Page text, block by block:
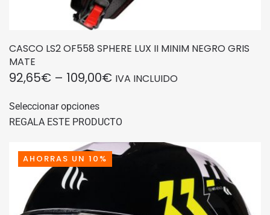
CASCO LS2 OF558 SPHERE LUX II MINIM NEGRO GRIS
MATE
92,65€ – 109,00€RANGO
92,65€
HASTA
IVA INCLUIDO
Seleccionar opcionesproducto
tiene
múltiples
variantes.
REGALA ESTE PRODUCTO
AHORRAS UN 10%